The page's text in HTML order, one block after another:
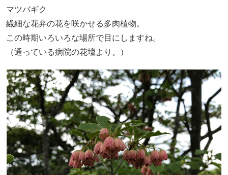
マツバギク
繊細な花弁の花を咲かせる多肉植物。
この時期いろいろな場所で目にしますね。
（通っている病院の花壇より。）